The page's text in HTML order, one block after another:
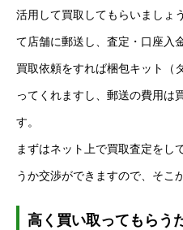
活用して買取してもらいましょ
て店舗に郵送し、査定・口座入
買取依頼をすれば梱包キット（
ってくれますし、郵送の費用は
す。
まずはネット上で買取査定をし
うか交渉ができますので、そこ
高く買い取ってもらう